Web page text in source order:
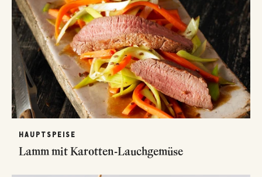
HAUPTSPEISE
Lamm mit Karotten-Lauchgemüse